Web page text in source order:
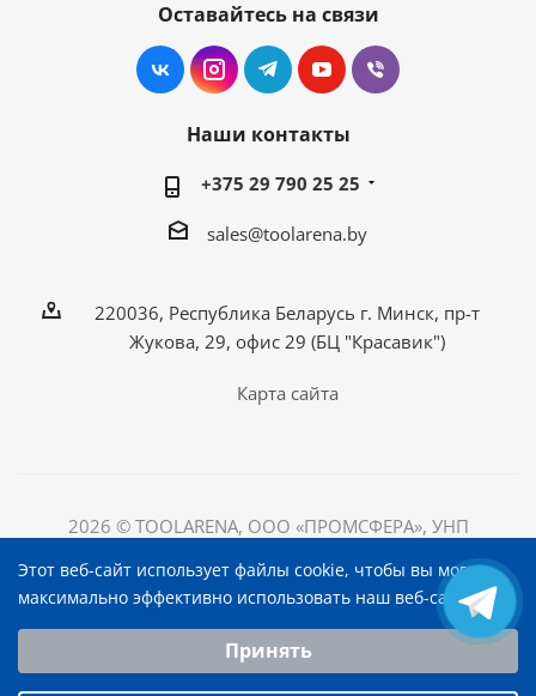
Оставайтесь на связи
Наши контакты
+375 29 790 25 25
sales@toolarena.by
220036, Республика Беларусь г. Минск, пр-т
Жукова, 29, офис 29 (БЦ "Красавик")
Карта сайта
2026 © TOOLARENA, ООО «ПРОМСФЕРА», УНП
220036, Республика Беларусь, г. Минск, пр-т Жукова, д.
29, офис 29, БЦ "Красавик"
Этот веб-сайт использует файлы cookie, чтобы вы могли
максимально эффективно использовать наш веб-сайт.
Выберите настройки cookie
Принять